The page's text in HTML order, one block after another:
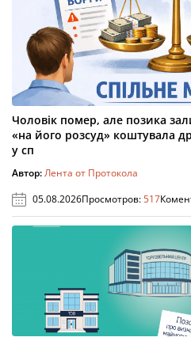
Чоловік помер, але позика
«на його розсуд» коштувала
у сп
Автор:Лента от Протокола
05.08.2026Просмотров:517